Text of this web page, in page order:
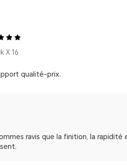
X 16
qualité-prix.
ravis que la finition, la